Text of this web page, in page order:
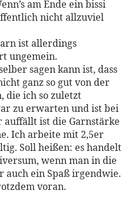
am Ende ein bissi
nicht allzuviel
ist allerdings
ungemein.
sagen kann ist, dass
ganz so gut von der
die ich so zuletzt
zu erwarten und ist bei
auffällt ist die Garnstärke
Ich arbeite mit 2,5er
Soll heißen: es handelt
wenn man in die
auch ein Spaß irgendwie.
voran.